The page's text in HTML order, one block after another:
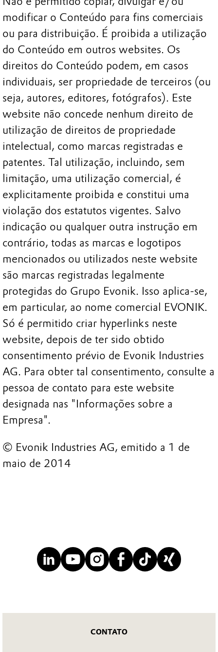
modificar o Conteúdo para fins comerciais
ou para distribuição. É proibida a utilização
do Conteúdo em outros websites. Os
direitos do Conteúdo podem, em casos
individuais, ser propriedade de terceiros (ou
seja, autores, editores, fotógrafos). Este
website não concede nenhum direito de
utilização de direitos de propriedade
intelectual, como marcas registradas e
patentes. Tal utilização, incluindo, sem
limitação, uma utilização comercial, é
explicitamente proibida e constitui uma
violação dos estatutos vigentes. Salvo
indicação ou qualquer outra instrução em
contrário, todas as marcas e logotipos
mencionados ou utilizados neste website
são marcas registradas legalmente
protegidas do Grupo Evonik. Isso aplica-se,
em particular, ao nome comercial EVONIK.
Só é permitido criar hyperlinks neste
website, depois de ter sido obtido
consentimento prévio de Evonik Industries
AG. Para obter tal consentimento, consulte a
pessoa de contato para este website
designada nas "Informações sobre a
Empresa".
© Evonik Industries AG, emitido a 1 de
maio de 2014
CONTATO